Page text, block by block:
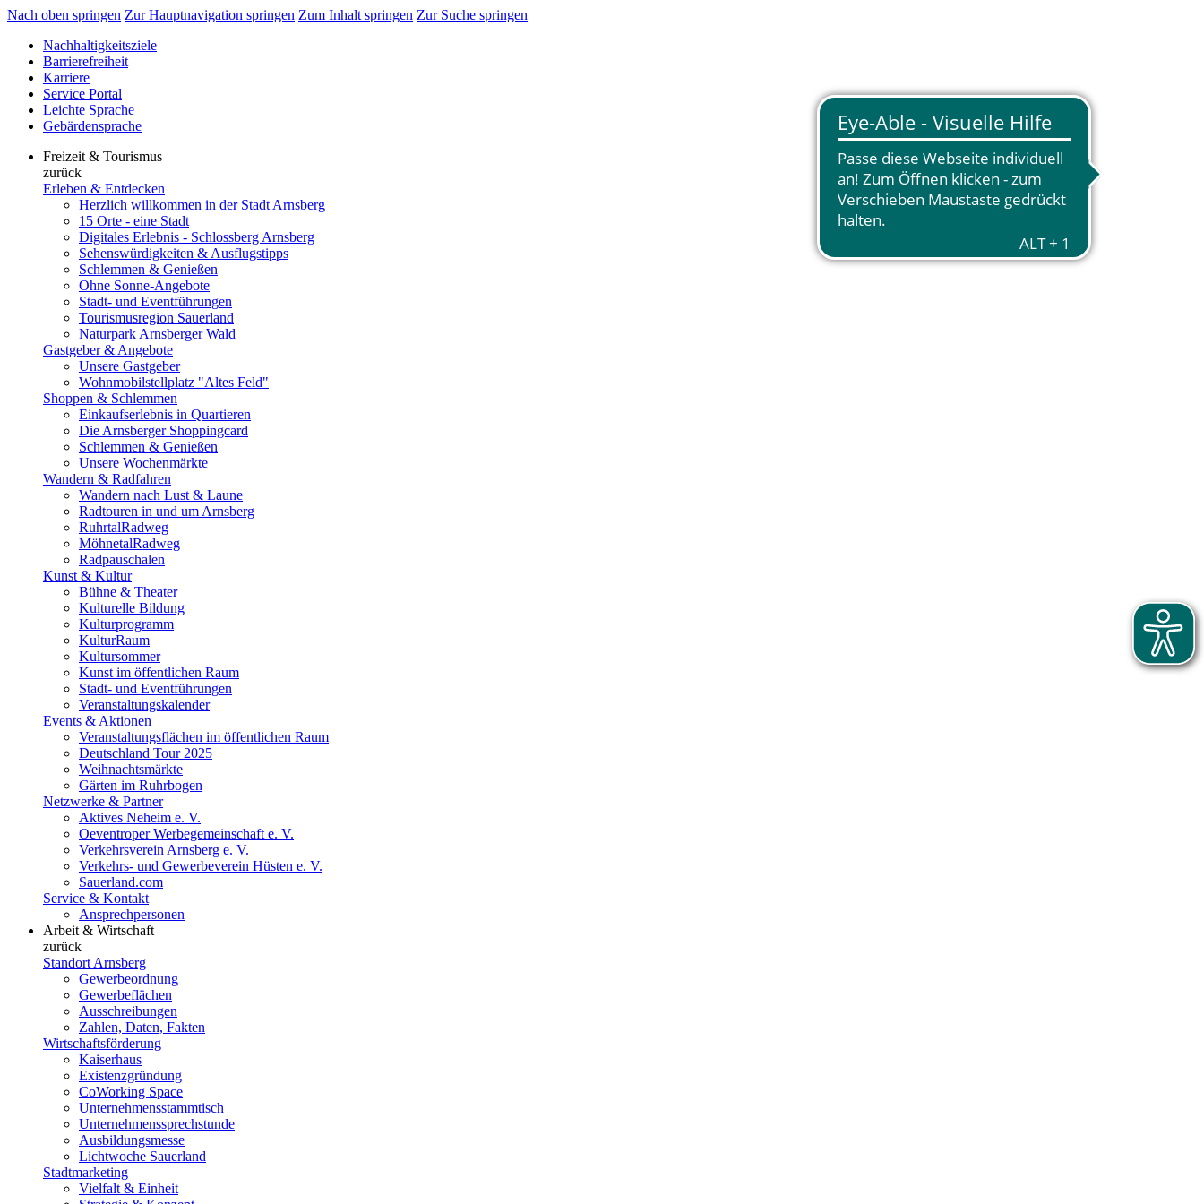
Nach oben springen Zur Hauptnavigation springen Zum Inhalt springen Zur Suche springen
Nachhaltigkeitsziele
Barrierefreiheit
Karriere
Service Portal
Leichte Sprache
Gebärdensprache
Freizeit & Tourismus
zurück
Erleben & Entdecken
Herzlich willkommen in der Stadt Arnsberg
15 Orte - eine Stadt
Digitales Erlebnis - Schlossberg Arnsberg
Sehenswürdigkeiten & Ausflugstipps
Schlemmen & Genießen
Ohne Sonne-Angebote
Stadt- und Eventführungen
Tourismusregion Sauerland
Naturpark Arnsberger Wald
Gastgeber & Angebote
Unsere Gastgeber
Wohnmobilstellplatz "Altes Feld"
Shoppen & Schlemmen
Einkaufserlebnis in Quartieren
Die Arnsberger Shoppingcard
Schlemmen & Genießen
Unsere Wochenmärkte
Wandern & Radfahren
Wandern nach Lust & Laune
Radtouren in und um Arnsberg
RuhrtalRadweg
MöhnetalRadweg
Radpauschalen
Kunst & Kultur
Bühne & Theater
Kulturelle Bildung
Kulturprogramm
KulturRaum
Kultursommer
Kunst im öffentlichen Raum
Stadt- und Eventführungen
Veranstaltungskalender
Events & Aktionen
Veranstaltungsflächen im öffentlichen Raum
Deutschland Tour 2025
Weihnachtsmärkte
Gärten im Ruhrbogen
Netzwerke & Partner
Aktives Neheim e. V.
Oeventroper Werbegemeinschaft e. V.
Verkehrsverein Arnsberg e. V.
Verkehrs- und Gewerbeverein Hüsten e. V.
Sauerland.com
Service & Kontakt
Ansprechpersonen
Arbeit & Wirtschaft
zurück
Standort Arnsberg
Gewerbeordnung
Gewerbeflächen
Ausschreibungen
Zahlen, Daten, Fakten
Wirtschaftsförderung
Kaiserhaus
Existenzgründung
CoWorking Space
Unternehmensstammtisch
Unternehmenssprechstunde
Ausbildungsmesse
Lichtwoche Sauerland
Stadtmarketing
Vielfalt & Einheit